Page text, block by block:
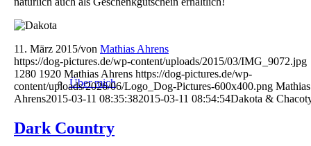
Über mich
11. März 2015/von Mathias Ahrens
https://dog-pictures.de/wp-content/uploads/2015/03/IMG_9072.jpg
1280 1920 Mathias Ahrens https://dog-pictures.de/wp-
content/uploads/2026/06/Logo_Dog-Pictures-600x400.png Mathias
Ahrens2015-03-11 08:35:382015-03-11 08:54:54Dakota &
Dark Country